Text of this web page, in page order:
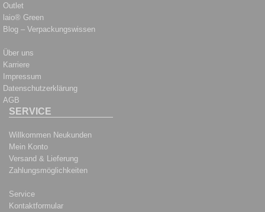
Outlet
laio® Green
Blog – Verpackungswissen
Über uns
Karriere
Impressum
Datenschutzerklärung
AGB
SERVICE
Willkommen Neukunden
Mein Konto
Versand & Lieferung
Zahlungsmöglichkeiten
Service
Kontaktformular